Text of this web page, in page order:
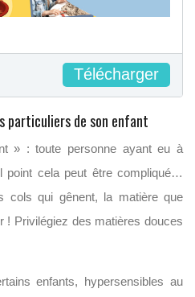
Télécharger
particuliers de son enfant
» : toute personne ayant eu à
point cela peut être compliqué…
cols qui gênent, la matière que
! Privilégiez des matières douces
enfants, hypersensibles au